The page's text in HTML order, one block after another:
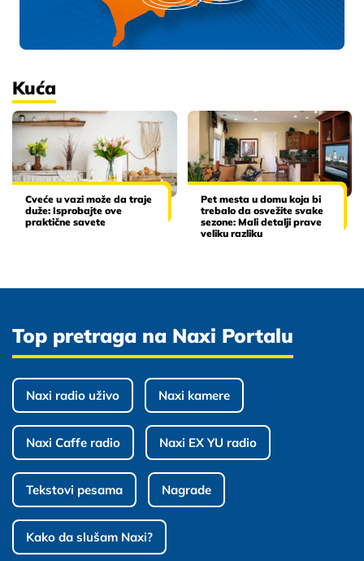
Kuća
Cveće u vazi može da traje
duže: Isprobajte ove
praktične savete
Pet mesta u domu koja bi
trebalo da osvežite svake
sezone: Mali detalji prave
veliku razliku
Top pretraga na Naxi Portalu
Naxi radio uživo Naxi kamere
Naxi Caffe radio Naxi EX YU radio
Tekstovi pesama Nagrade
Kako da slušam Naxi?